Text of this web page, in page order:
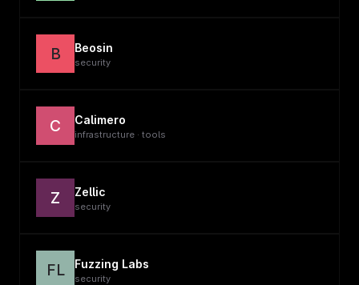
B Beosin
security
C Calimero
infrastructure · tools
Z Zellic
security
FL Fuzzing Labs
security